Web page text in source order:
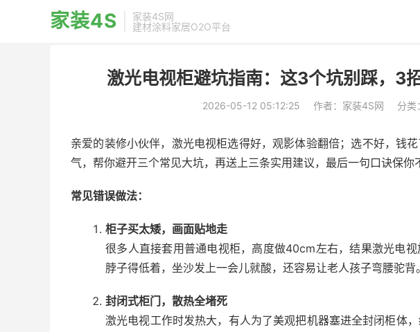
家装4S
家装4S网
建材涂料家居O2O平台
激光电视柜避坑指南：这3个坑别踩，3
2026-05-12 05:12:25 作者：家装4S网 分类：
亲爱的装修小伙伴，激光电视柜选得好，观影体验翻倍；选不好，钱
气，帮你避开三个常见大坑，再送上三条实用建议，最后一句口诀保你
常见错误做法：
柜子买太矮，画面贴地走
很多人直接套用普通电视柜，高度做40cm左右，结果激光电
脖子得低着，坐沙发上一会儿就酸，还容易让老人孩子弯腰驼背。
封闭式柜门，散热全堵死
激光电视工作时发热大，有人为了美观把机器塞进全封闭柜体